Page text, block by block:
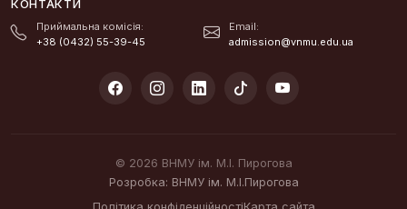
КОНТАКТИ
Приймальна комісія:
+38 (0432) 55-39-45
Email:
admission@vnmu.edu.ua
© 2026 ВНМУ ім. М.І. Пирогова
Розробка: ВНМУ ім. М.І.Пирогова